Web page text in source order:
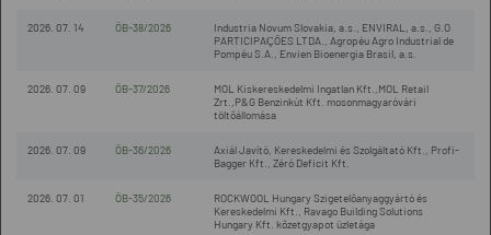
2026. 07. 14 ÖB-38/2026
Industria Novum Slovakia, a.s., ENVIRAL, a.s., G.O
PARTICIPAÇÕES LTDA., Agropéu Agro Industrial de
Pompéu S.A., Envien Bioenergia Brasil, a.s.
2026. 07. 09 ÖB-37/2026
MOL Kiskereskedelmi Ingatlan Kft.,MOL Retail
Zrt.,P&G Benzinkút Kft. mosonmagyaróvári
töltőállomása
2026. 07. 09 ÖB-36/2026
Axiál Javító, Kereskedelmi és Szolgáltató Kft., Profi-
Bagger Kft., Zéró Deficit Kft.
2026. 07. 01 ÖB-35/2026
ROCKWOOL Hungary Szigetelőanyaggyártó és
Kereskedelmi Kft., Ravago Building Solutions
Hungary Kft. kőzetgyapot üzletága